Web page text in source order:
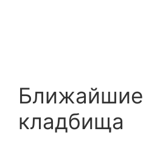
Ближайшие
кладбища